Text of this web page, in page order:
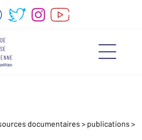
documentaires > publications >